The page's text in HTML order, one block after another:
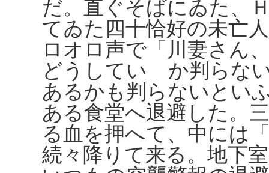
だ。直ぐそばにゐた、
てゐた四十恰好の未亡
ロオロ声で「川妻さん
どうしていゝか判らな
あるかも判らないとい
ある食堂へ退避した。
る血を押へて、中には
続々降りて来る。地下